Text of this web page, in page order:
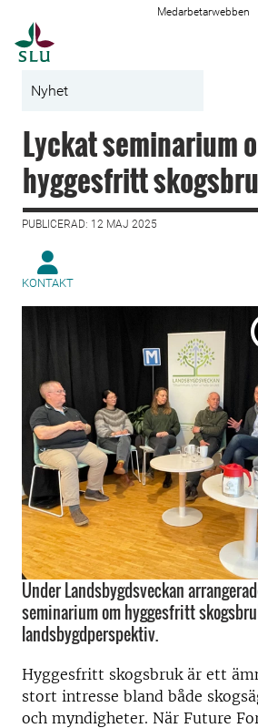
Medarbetarwebben
Nyhet
Lyckat seminarium
hyggesfritt
PUBLICERAD: 12 MAJ 2025
KONTAKT
Under Landsbygdsveckan
seminarium om hyggesfritt
landsbygdperspektiv.
Hyggesfritt skogsbruk är ett
stort intresse bland både
och myndigheter. När Future